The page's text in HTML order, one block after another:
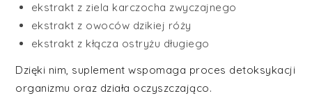
ekstrakt z ziela karczocha zwyczajnego
ekstrakt z owoców dzikiej róży
ekstrakt z kłącza ostryżu długiego
Dzięki nim, suplement wspomaga proces detoksykacji
organizmu oraz działa oczyszczająco.